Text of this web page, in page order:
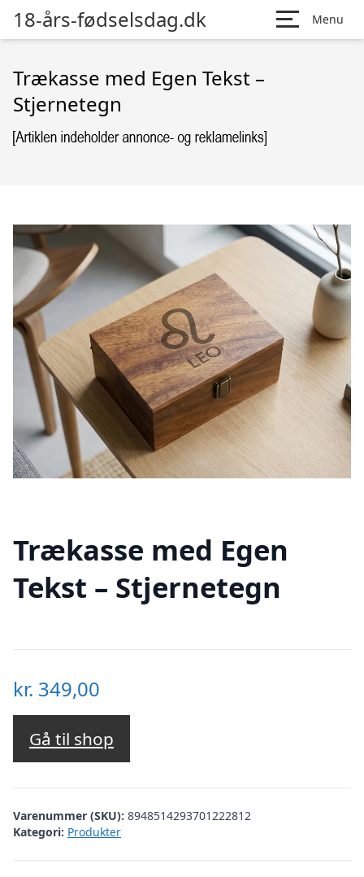
18-års-fødselsdag.dk Menu
Trækasse med Egen Tekst –
Stjernetegn
Trækasse med Egen
Tekst – Stjernetegn
kr. 349,00
Gå til shop
Varenummer (SKU): 8948514293701222812
Kategori: Produkter